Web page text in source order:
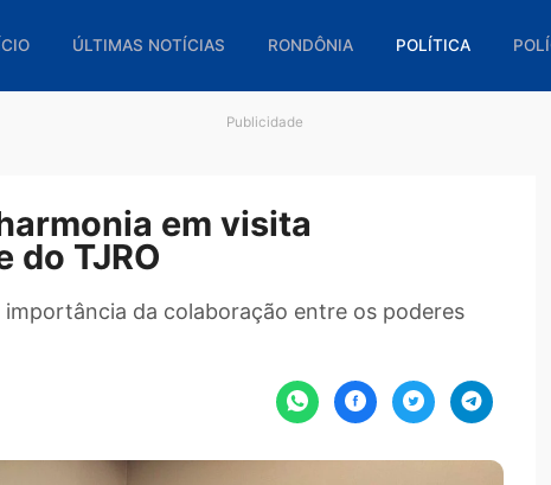
🏠 INÍCIO ÚLTIMAS NOTÍCIAS RONDÔNIA
harmonia em visita
do TJRO
a importância da colaboração entre os